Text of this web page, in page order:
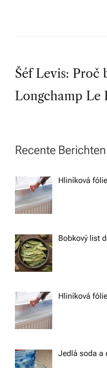
P
o
t
n
a
v
i
g
a
t
Šéf Levis: Proč
Longchamp Le
Recente Berichten
Hliníková
Bobkový list
Hliníková
Jedlá soda a